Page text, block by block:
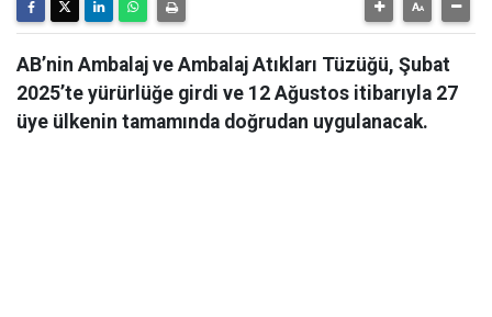
AB’nin Ambalaj ve Ambalaj Atıkları Tüzüğü, Şubat
2025’te yürürlüğe girdi ve 12 Ağustos itibarıyla 27
üye ülkenin tamamında doğrudan uygulanacak.